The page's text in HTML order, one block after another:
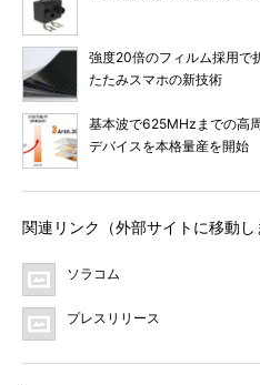
強度20倍のフィルム採用で
たたみスマホの新技術
基本波で625MHzまでの高
デバイスを本格量産を開始
関連リンク（外部サイトに移動し
ソラコム
プレスリリース